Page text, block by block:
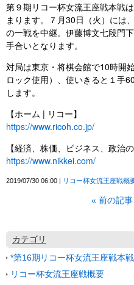
第９期リコー杯女流王座戦本戦
まります。７月30日（火）には
の一戦を中継。伊藤博文七段門
手合いとなります。
対局は東京・将棋会館で10時開
ロック使用）、使いきると１手
します。
【ホーム | リコー】
https://www.ricoh.co.jp/
【経済、株価、ビジネス、政治
https://www.nikkei.com/
2019/07/30 06:00 リコー杯女流王座戦概
« 前の記事
カテゴリ
*第16期リコー杯女流王座戦本
リコー杯女流王座戦概要